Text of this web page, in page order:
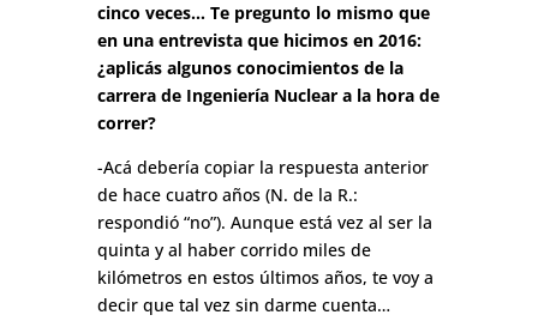
cinco veces… Te pregunto lo mismo que
en una entrevista que hicimos en 2016:
¿aplicás algunos conocimientos de la
carrera de Ingeniería Nuclear a la hora de
correr?
-Acá debería copiar la respuesta anterior
de hace cuatro años (N. de la R.:
respondió “no”). Aunque está vez al ser la
quinta y al haber corrido miles de
kilómetros en estos últimos años, te voy a
decir que tal vez sin darme cuenta…